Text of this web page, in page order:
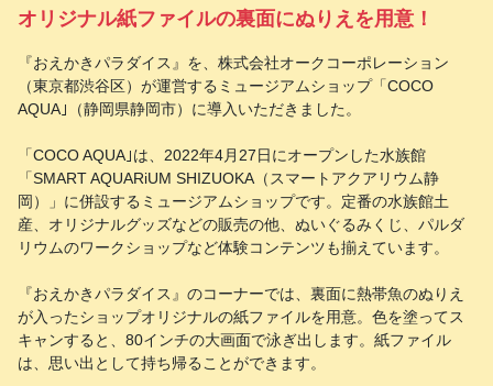
オリジナル紙ファイルの裏面にぬりえを用意！
『おえかきパラダイス』を、株式会社オークコーポレーション
（東京都渋谷区）が運営するミュージアムショップ「COCO
AQUA｣（静岡県静岡市）に導入いただきました。
「COCO AQUA｣は、2022年4月27日にオープンした水族館
「SMART AQUARiUM SHIZUOKA（スマートアクアリウム静
岡）」に併設するミュージアムショップです。定番の水族館土
産、オリジナルグッズなどの販売の他、ぬいぐるみくじ、パルダ
リウムのワークショップなど体験コンテンツも揃えています。
『おえかきパラダイス』のコーナーでは、裏面に熱帯魚のぬりえ
が入ったショップオリジナルの紙ファイルを用意。色を塗ってス
キャンすると、80インチの大画面で泳ぎ出します。紙ファイル
は、思い出として持ち帰ることができます。